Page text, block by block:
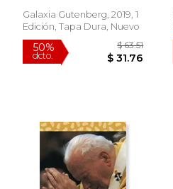
50%
dcto. $ 19.96
Galaxia Gutenberg, 2019, 1
Edición, Tapa Dura, Nuevo